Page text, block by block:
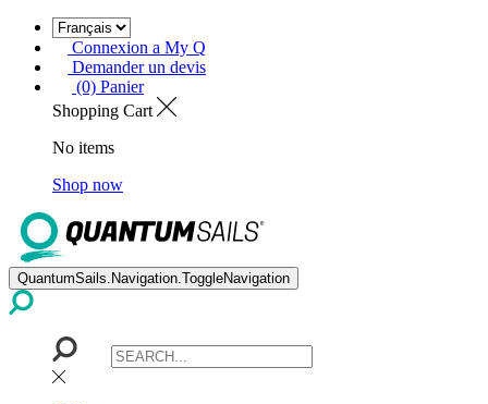
Connexion a My Q
Demander un devis
(0) Panier
Shopping Cart
No items
Shop now
QuantumSails.Navigation.ToggleNavigation